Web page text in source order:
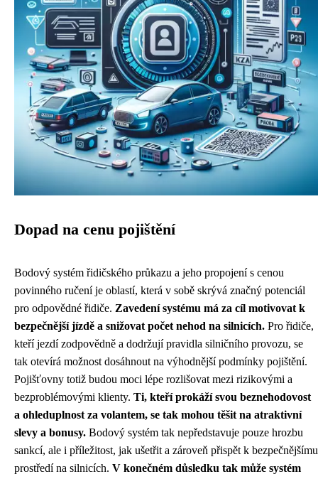
Dopad na cenu pojištění
Bodový systém řidičského průkazu a jeho propojení s cenou
povinného ručení je oblastí, která v sobě skrývá značný potenciál
pro odpovědné řidiče. Zavedení systému má za cíl motivovat k
bezpečnější jízdě a snižovat počet nehod na silnicích. Pro řidiče,
kteří jezdí zodpovědně a dodržují pravidla silničního provozu, se
tak otevírá možnost dosáhnout na výhodnější podmínky pojištění.
Pojišťovny totiž budou moci lépe rozlišovat mezi rizikovými a
bezproblémovými klienty. Ti, kteří prokáží svou beznehodovost
a ohleduplnost za volantem, se tak mohou těšit na atraktivní
slevy a bonusy. Bodový systém tak nepředstavuje pouze hrozbu
sankcí, ale i příležitost, jak ušetřit a zároveň přispět k bezpečnějšímu
prostředí na silnicích. V konečném důsledku tak může systém